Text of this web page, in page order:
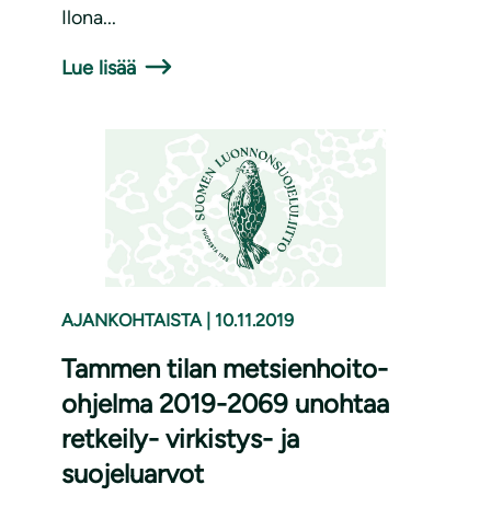
Ilona...
Lue lisää
AJANKOHTAISTA 10.11.2019
Tammen tilan metsienhoito-
ohjelma 2019-2069 unohtaa
retkeily- virkistys- ja
suojeluarvot